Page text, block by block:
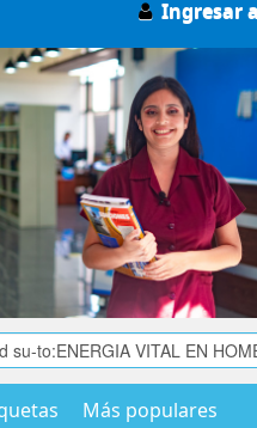
Ingresar
Más populares